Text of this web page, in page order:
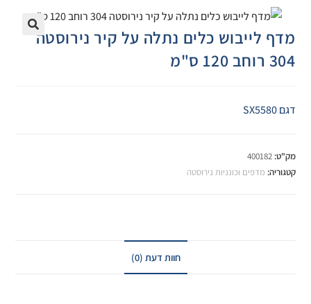
🔍מדף לייבוש כלים נתלה על קיר נירוסטה
304 רוחב 120 ס"מ
דגם SX5580
מק"ט:400182
קטגוריה: מדפים וכונניות נירוסטה
חוות דעת (0)